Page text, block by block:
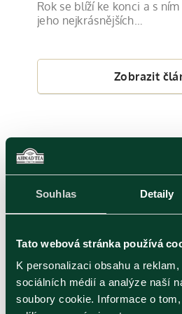
Souhlas Detaily
Tato webová stránka používá
K personalizaci obsahu a
sociálních médií a analýze naší
soubory cookie. Informace o
Rok se blíží ke konci a s
jeho nejkrásnějších…
Zobrazit
Publikováno 12.03.2020